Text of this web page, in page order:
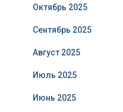
Октябрь 2025
Сентябрь 2025
Август 2025
Июль 2025
Июнь 2025